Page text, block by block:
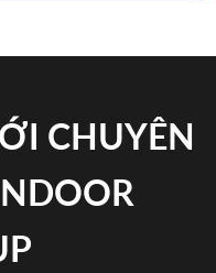
CHUYÊN